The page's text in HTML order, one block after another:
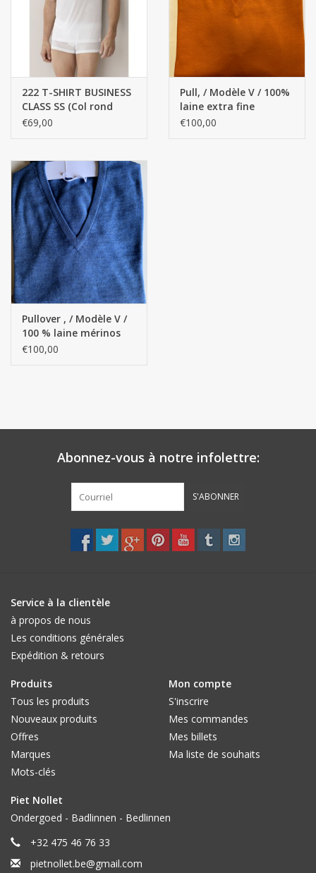
222 T-SHIRT BUSINESS
CLASS SS (Col rond
fermé) / 100% coton,
€69,00
Pull, / Modèle V / 100%
laine extra fine
mérinos
€100,00
Pullover , / Modèle V /
100 % laine mérinos
extra fine
€100,00
Abonnez-vous à notre infolettre:
S'ABONNER
Service à la clientèle
à propos de nous
Les conditions générales
Expédition & retours
Produits
Tous les produits
Nouveaux produits
Offres
Marques
Mots-clés
Mon compte
S'inscrire
Mes commandes
Mes billets
Ma liste de souhaits
Piet Nollet
Ondergoed - Badlinnen - Bedlinnen
+32 475 46 76 33
pietnollet.be@gmail.com